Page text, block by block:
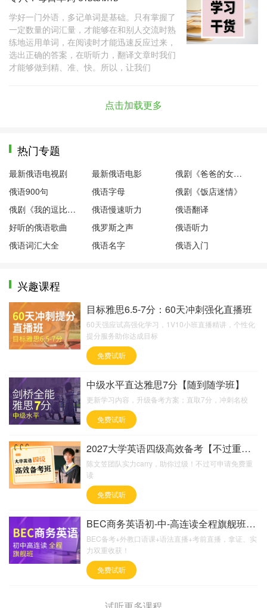
学好一门外语，多记单词是基础。只有掌握了
一定数量的词汇量，才能够在和别人交流时熟
练地运用单词，在阅读时才能迅速反应过来，
选出正确的答案，在听听力，翻译文章时我们
才能够做到精、准、快。所以，让我们
点击加载更多
热门专题
最新俄语电视剧 最新俄语电影
俄剧《爸爸的女儿们》
俄语900句
俄语字母
俄剧《饭店迷情》
俄剧《我的逗比老师》
俄语慢速听力
俄语翻译
好听的俄语歌曲
俄罗斯之声
俄语听力
俄语词汇大全
俄语名字 俄语入门
兴趣课程
目标雅思6.5-7分：60天冲刺强化直播班
60天强应试高强化学习，1V10小班直播精讲，个性化
提分服务助你达成目标
免费试听
中级水平直达雅思7分【随到随学班】
更新学习内容，升级备考方案；直取7分，冲刺名校
免费试听
2027大学英语四级高效备考【不过重读班】
陈文笠团队实力carry，助你过级！不过可申请免费重
读
免费试听
BEC商务英语初-中-高连读全程旗舰班【含外教口语
BEC备考+外教口语课+语法直播+考前直播，拿证、实
力双重收获！
免费试听